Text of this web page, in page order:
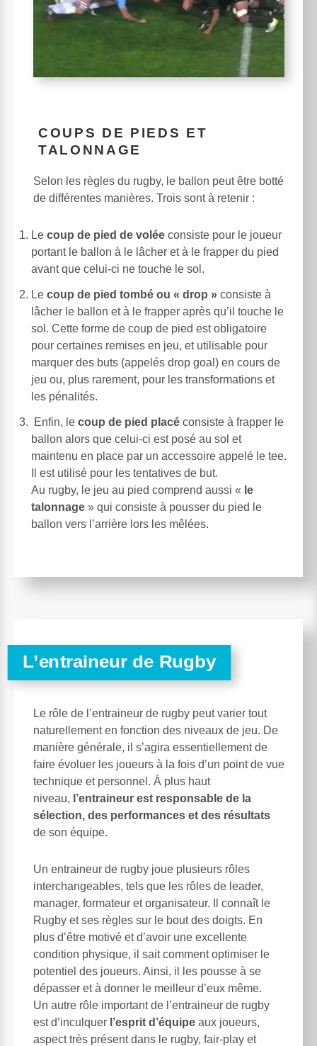
COUPS DE PIEDS ET
TALONNAGE
Selon les règles du rugby, le ballon peut être botté
de différentes manières. Trois sont à retenir :
Le coup de pied de volée consiste pour le joueur
portant le ballon à le lâcher et à le frapper du pied
avant que celui-ci ne touche le sol.
Le coup de pied tombé ou « drop » consiste à
lâcher le ballon et à le frapper après qu’il touche le
sol. Cette forme de coup de pied est obligatoire
pour certaines remises en jeu, et utilisable pour
marquer des buts (appelés drop goal) en cours de
jeu ou, plus rarement, pour les transformations et
les pénalités.
Enfin, le coup de pied placé consiste à frapper le
ballon alors que celui-ci est posé au sol et
maintenu en place par un accessoire appelé le tee.
Il est utilisé pour les tentatives de but.
Au rugby, le jeu au pied comprend aussi « le
talonnage » qui consiste à pousser du pied le
ballon vers l’arrière lors les mêlées.
L’entraineur de Rugby
Le rôle de l’entraineur de rugby peut varier tout
naturellement en fonction des niveaux de jeu. De
manière générale, il s’agira essentiellement de
faire évoluer les joueurs à la fois d’un point de vue
technique et personnel. À plus haut
niveau, l’entraineur est responsable de la
sélection, des performances et des résultats
de son équipe.
Un entraineur de rugby joue plusieurs rôles
interchangeables, tels que les rôles de leader,
manager, formateur et organisateur. Il connaît le
Rugby et ses règles sur le bout des doigts. En
plus d’être motivé et d’avoir une excellente
condition physique, il sait comment optimiser le
potentiel des joueurs. Ainsi, il les pousse à se
dépasser et à donner le meilleur d’eux même.
Un autre rôle important de l’entraineur de rugby
est d’inculquer l’esprit d’équipe aux joueurs,
aspect très présent dans le rugby, fair-play et